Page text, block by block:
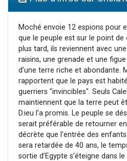
Malgorzata vient
Moché envoie 12 espions pour
que le peuple est sur le point de
plus tard, ils reviennent avec
raisins, une grenade et une
d’une terre riche et abondante.
rapportent que le pays est
guerriers "invincibles". Seuls
maintiennent que la terre peut
D.ieu l’a promis. Le peuple se
serait préférable de retourner
décrète que l'entrée des
sera retardée de 40 ans, le
sortie d’Egypte s'éteigne dans